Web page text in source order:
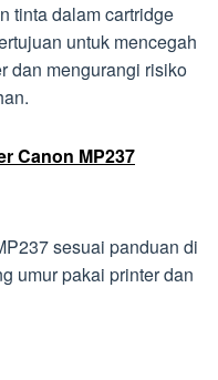
tinta dalam cartridge
untuk mencegah
dan mengurangi risiko
Canon MP237
sesuai panduan di
umur pakai printer dan